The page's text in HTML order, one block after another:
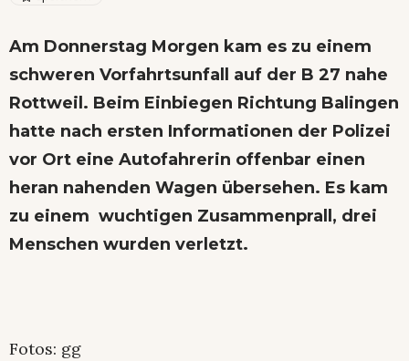
Am Donnerstag Morgen kam es zu einem
schweren Vorfahrtsunfall auf der B 27 nahe
Rottweil. Beim Einbiegen Richtung Balingen
hatte nach ersten Informationen der Polizei
vor Ort eine Autofahrerin offenbar einen
heran nahenden Wagen übersehen. Es kam
zu einem wuchtigen Zusammenprall, drei
Menschen wurden verletzt.
Fotos: gg